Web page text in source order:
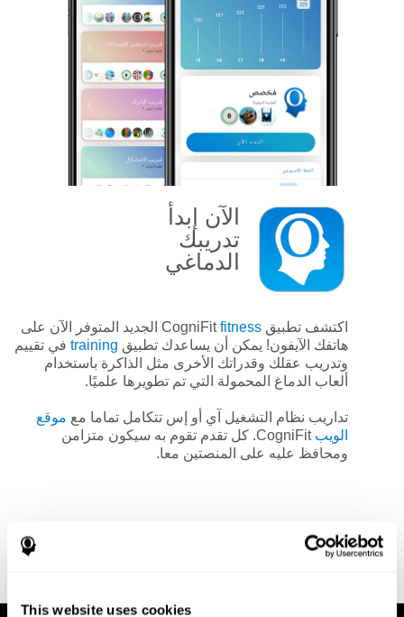
This website uses cookies
الآن إبدأ
تدريبك
الدماغي
اكتشف تطبيق CogniFitfitness
الجديد المتوفر الآن على
هاتفك الآيفون! يمكن أن يساعدك تطبيق training في تقييم
وتدريب عقلك وقدراتك الأخرى مثل الذاكرة باستخدام
ألعاب الدماغ المحمولة التي تم تطويرها علميًا.
تداريب نظام التشغيل آي أو إس تتكامل تماما مع موقع
الويب
CogniFit. كل تقدم تقوم به سيكون متزامن
ومحافظ عليه على المنصتين معا.